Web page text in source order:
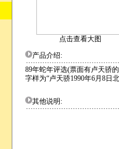
点击查看大图
产品介绍:
89年蛇年评选(票面有卢天骄
字样为“卢天骄1990年6月8日
其他说明: